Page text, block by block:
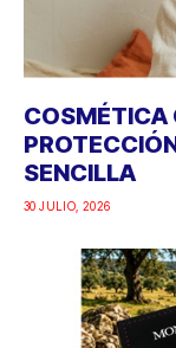
COSMÉTICA
SENCILLA
30 JULIO, 2026